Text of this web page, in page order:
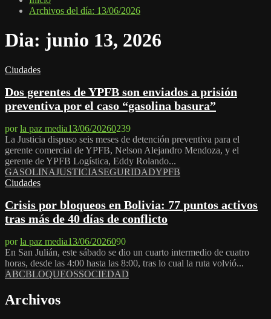
Archivos del día: 13/06/2026
Dia: junio 13, 2026
Ciudades
Dos gerentes de YPFB son enviados a prisión
preventiva por el caso “gasolina basura”
porla paz media13/06/20260239
La Justicia dispuso seis meses de detención preventiva para el
gerente comercial de YPFB, Nelson Alejandro Mendoza, y el
gerente de YPFB Logística, Eddy Rolando...
GASOLINAJUSTICIASEGURIDADYPFB
Ciudades
Crisis por bloqueos en Bolivia: 77 puntos activos
tras más de 40 días de conflicto
porla paz media13/06/2026090
En San Julián, este sábado se dio un cuarto intermedio de cuatro
horas, desde las 4:00 hasta las 8:00, tras lo cual la ruta volvió...
ABCBLOQUEOSSOCIEDAD
Archivos